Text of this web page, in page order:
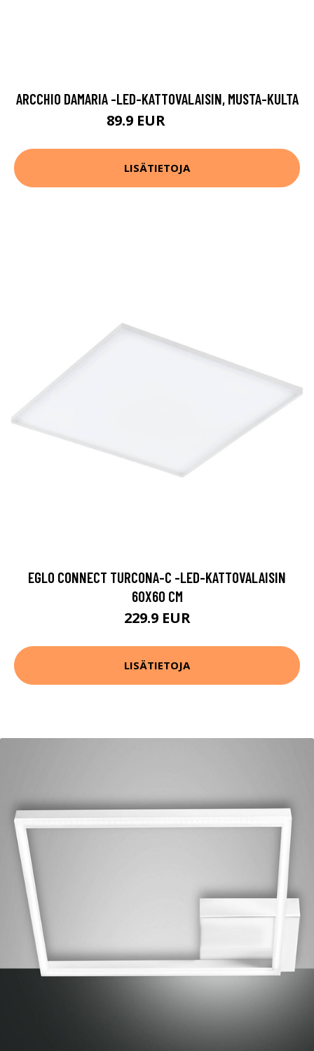
ARCCHIO DAMARIA -LED-KATTOVALAISIN, MUSTA-KULTA
89.9 EUR
LISÄTIETOJA
EGLO CONNECT TURCONA-C -LED-KATTOVALAISIN
60X60 CM
229.9 EUR
LISÄTIETOJA